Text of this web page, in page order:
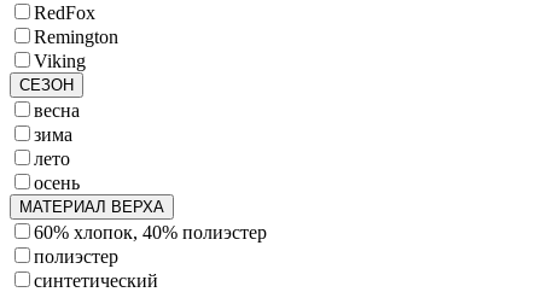
RedFox
Remington
Viking
СЕЗОН
весна
зима
лето
осень
МАТЕРИАЛ ВЕРХА
60% хлопок, 40% полиэстер
полиэстер
синтетический